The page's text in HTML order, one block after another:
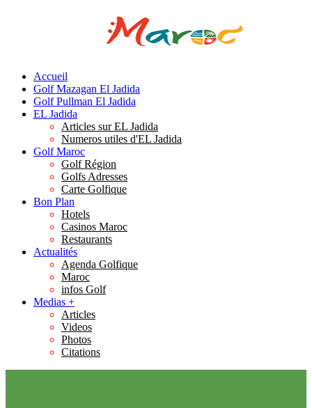
Accueil
Golf Mazagan El Jadida
Golf Pullman El Jadida
EL Jadida
Articles sur EL Jadida
Numeros utiles d'EL Jadida
Golf Maroc
Golf Région
Golfs Adresses
Carte Golfique
Bon Plan
Hotels
Casinos Maroc
Restaurants
Actualités
Agenda Golfique
Maroc
infos Golf
Medias +
Articles
Videos
Photos
Citations